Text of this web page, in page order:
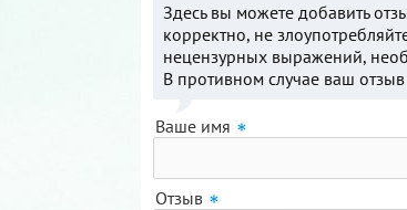
Здесь вы можете добавить
корректно, не
нецензурных выражений,
В противном случае ваш отзыв
Ваше имя
Отзыв